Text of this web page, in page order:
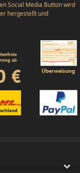
Social Media Button wird
hergestellt und